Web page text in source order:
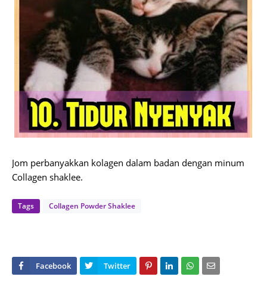
Jom perbanyakkan kolagen dalam badan dengan minum
Collagen shaklee.
Tags Collagen Powder Shaklee